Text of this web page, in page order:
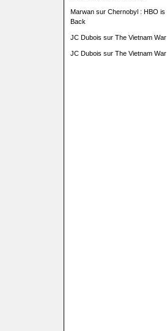
Marwansur Chernobyl : HBO is
Back
JC Dubois sur The Vietnam War
JC Dubois sur The Vietnam War